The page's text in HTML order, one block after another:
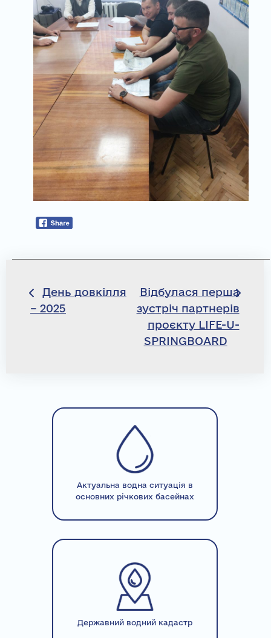
Навігація
записів
День довкілля
– 2025
Відбулася перша
зустріч партнерів
проєкту LIFE-U-
SPRINGBOARD
Актуальна водна ситуація в
основних річкових басейнах
Державний водний кадастр